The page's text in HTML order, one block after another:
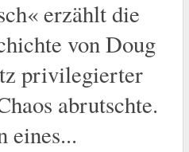
erzählt die
von Doug
privilegierter
abrutschte.
eines...